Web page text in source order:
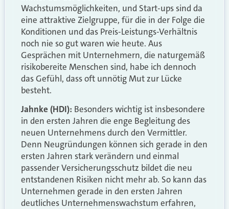
Wachstumsmöglichkeiten, und Start-ups sind da
eine attraktive Zielgruppe, für die in der Folge die
Konditionen und das Preis-Leistungs-Verhältnis
noch nie so gut waren wie heute. Aus
Gesprächen mit Unternehmern, die naturgemäß
risikobereite Menschen sind, habe ich dennoch
das Gefühl, dass oft unnötig Mut zur Lücke
besteht.
Jahnke (HDI): Besonders wichtig ist insbesondere
in den ersten Jahren die enge Begleitung des
neuen Unternehmens durch den Vermittler.
Denn Neugründungen können sich gerade in den
ersten Jahren stark verändern und einmal
passender Versicherungsschutz bildet die neu
entstandenen Risiken nicht mehr ab. So kann das
Unternehmen gerade in den ersten Jahren
deutliches Unternehmenswachstum erfahren,